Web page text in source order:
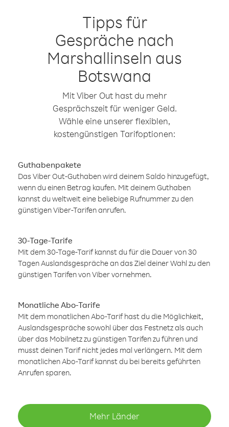
Tipps für
Gespräche nach
Marshallinseln aus
Botswana
Mit Viber Out hast du mehr
Gesprächszeit für weniger Geld.
Wähle eine unserer flexiblen,
kostengünstigen Tarifoptionen:
Guthabenpakete
Das Viber Out-Guthaben wird deinem Saldo hinzugefügt,
wenn du einen Betrag kaufen. Mit deinem Guthaben
kannst du weltweit eine beliebige Rufnummer zu den
günstigen Viber-Tarifen anrufen.
30-Tage-Tarife
Mit dem 30-Tage-Tarif kannst du für die Dauer von 30
Tagen Auslandsgespräche an das Ziel deiner Wahl zu den
günstigen Tarifen von Viber vornehmen.
Monatliche Abo-Tarife
Mit dem monatlichen Abo-Tarif hast du die Möglichkeit,
Auslandsgespräche sowohl über das Festnetz als auch
über das Mobilnetz zu günstigen Tarifen zu führen und
musst deinen Tarif nicht jedes mal verlängern. Mit dem
monatlichen Abo-Tarif kannst du bei bereits geführten
Anrufen sparen.
Mehr Länder